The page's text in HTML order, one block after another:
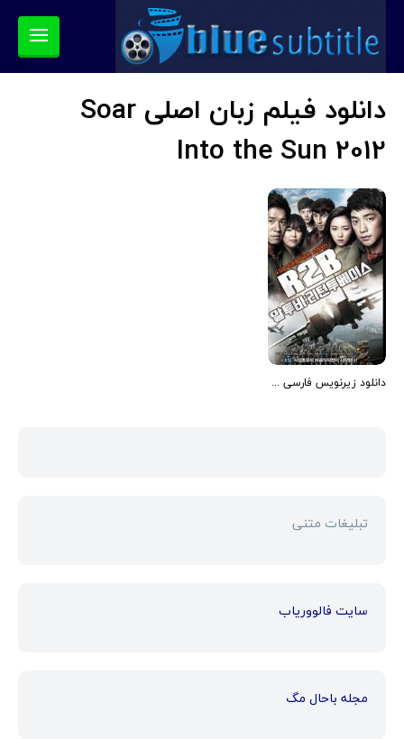
دانلود فیلم زبان اصلی Soar
Into the Sun 2012
دانلود زیرنویس فارسی فیلم Soar Into the Sun 2012
تبلیغات متنی
سایت فالووریاب
مجله باحال مگ